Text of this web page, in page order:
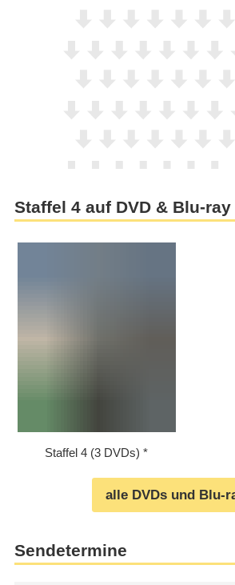
Staffel 4 auf DVD & Blu-ray
Staffel 4 (3 DVDs)
alle DVDs und Blu-
Sendetermine